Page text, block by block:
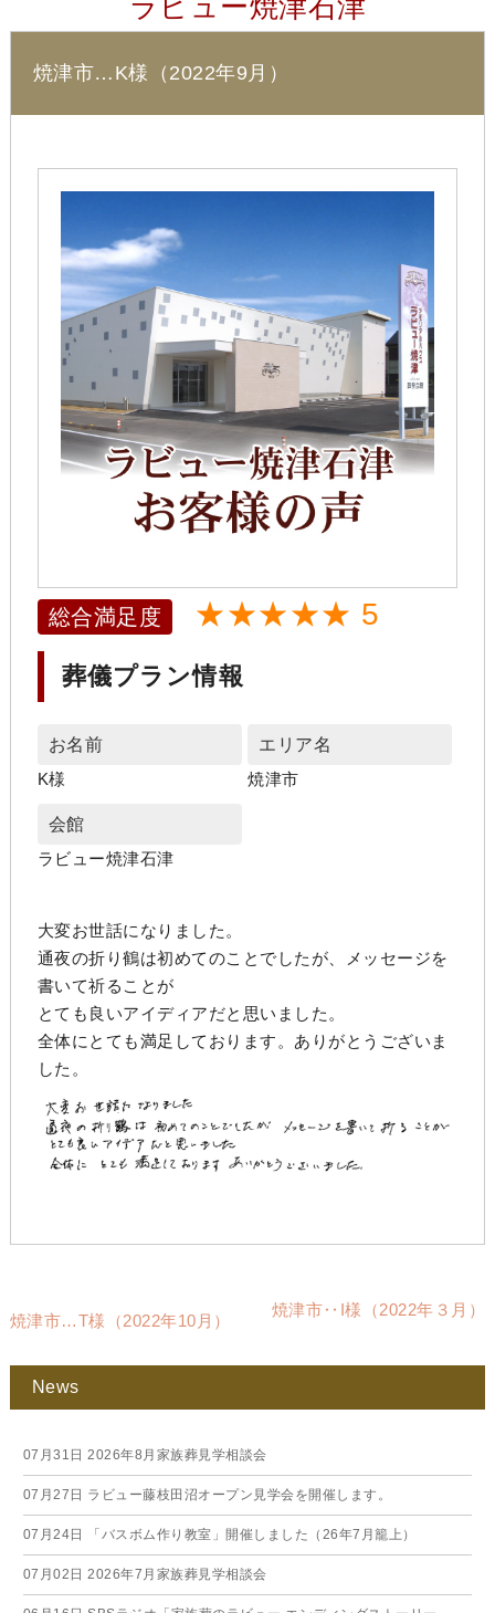
焼津市…K様（2022年9月）
総合満足度 ★★★★★ 5
葬儀プラン情報
お名前
K様
エリア名
焼津市
会館
ラビュー焼津石津
大変お世話になりました。
通夜の折り鶴は初めてのことでしたが、メッセージを
書いて祈ることが
とても良いアイディアだと思いました。
全体にとても満足しております。ありがとうございま
した。
焼津市…T様（2022年10月）
焼津市‥I様（2022年３月）
News
07月31日 2026年8月家族葬見学相談会
07月27日 ラビュー藤枝田沼オープン見学会を開催します。
07月24日 「バスボム作り教室」開催しました（26年7月籠上）
07月02日 2026年7月家族葬見学相談会